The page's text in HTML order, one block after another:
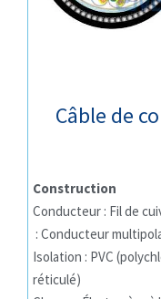
Câble de
Construction
Conducteur : Fil de
: Conducteur
Isolation : PVC
réticulé)